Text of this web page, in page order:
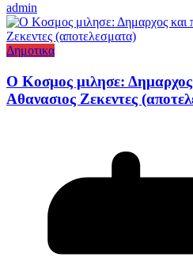
admin
Δημοτικα
Ο Κοσμος μιλησε:
Αθανασιος Ζεκεντες